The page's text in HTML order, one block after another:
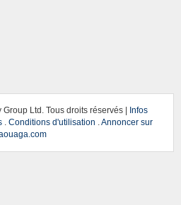
Ltd. Tous droits réservés |
Infos
. Conditions d'utilisation .Annoncer sur